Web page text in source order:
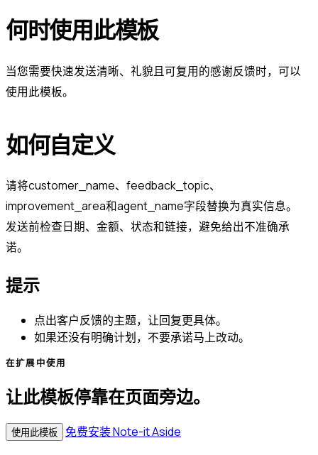
何时使用此模板
当您需要快速发送清晰、礼貌且可复用的感谢反馈时，可以
使用此模板。
如何自定义
请将customer_name、feedback_topic、
improvement_area和agent_name字段替换为真实信息。
发送前检查日期、金额、状态和链接，避免给出不准确承
诺。
提示
点出客户反馈的主题，让回复更具体。
如果还没有明确计划，不要承诺马上改动。
在扩展中使用
让此模板停靠在页面旁边。
使用此模板
免费安装 Note-it Aside